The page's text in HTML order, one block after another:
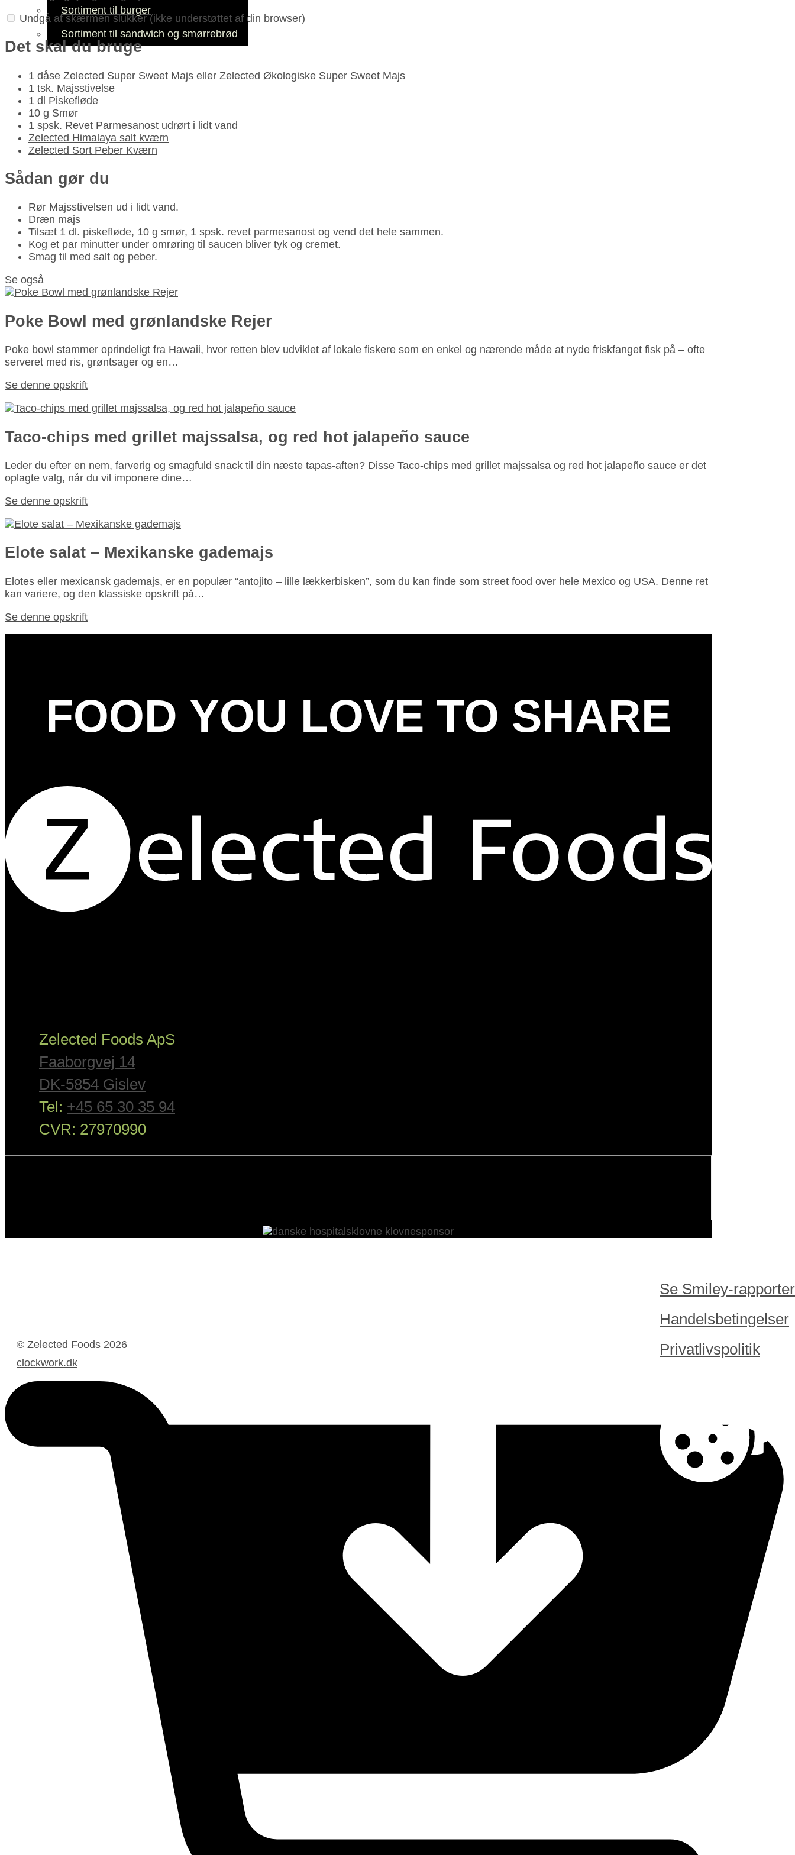
Sortiment til burger
Sortiment til sandwich og smørrebrød
Undgå at skærmen slukker (ikke understøttet af din browser)
Det skal du bruge
1 dåse Zelected Super Sweet Majs eller Zelected Økologiske Super Sweet Majs
1 tsk. Majsstivelse
1 dl Piskefløde
10 g Smør
1 spsk. Revet Parmesanost udrørt i lidt vand
Zelected Himalaya salt kværn
Zelected Sort Peber Kværn
Sådan gør du
Rør Majsstivelsen ud i lidt vand.
Dræn majs
Tilsæt 1 dl. piskefløde, 10 g smør, 1 spsk. revet parmesanost og vend det hele sammen.
Kog et par minutter under omrøring til saucen bliver tyk og cremet.
Smag til med salt og peber.
Se også
Poke Bowl med grønlandske Rejer
Poke bowl stammer oprindeligt fra Hawaii, hvor retten blev udviklet af lokale fiskere som en enkel og nærende måde at nyde friskfanget fisk på – ofte
serveret med ris, grøntsager og en…
Se denne opskrift
Taco-chips med grillet majssalsa, og red hot jalapeño sauce
Leder du efter en nem, farverig og smagfuld snack til din næste tapas-aften? Disse Taco-chips med grillet majssalsa og red hot jalapeño sauce er det
oplagte valg, når du vil imponere dine…
Se denne opskrift
Elote salat – Mexikanske gademajs
Elotes eller mexicansk gademajs, er en populær “antojito – lille lækkerbisken”, som du kan finde som street food over hele Mexico og USA. Denne ret
kan variere, og den klassiske opskrift på…
Se denne opskrift
FOOD YOU LOVE TO SHARE
Zelected Foods ApS
Faaborgvej 14
DK-5854 Gislev
Tel: +45 65 30 35 94
CVR: 27970990
Se Smiley-rapporter
Handelsbetingelser
Privatlivspolitik
© Zelected Foods 2026
clockwork.dk